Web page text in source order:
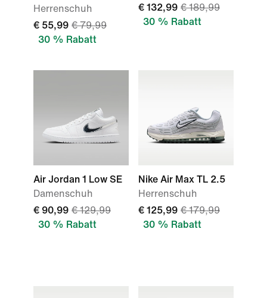
Herrenschuh
€ 55,99 € 79,99
30 % Rabatt
€ 132,99 € 189,99
30 % Rabatt
Air Jordan 1 Low SE
Damenschuh
€ 90,99 € 129,99
30 % Rabatt
Nike Air Max TL 2.5
Herrenschuh
€ 125,99 € 179,99
30 % Rabatt